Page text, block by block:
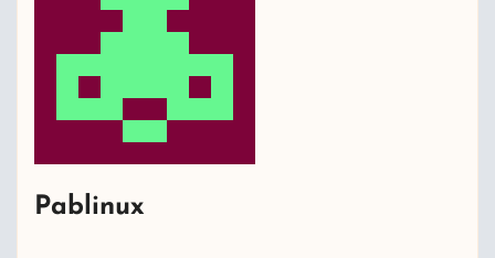
Pablinux